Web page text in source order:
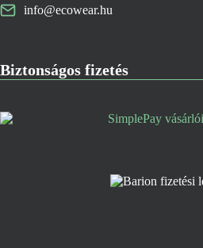
info@ecowear.hu
Biztonságos fizetés